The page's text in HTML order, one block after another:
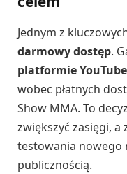
Jednym z
darmowy dostęp.
platformie YouTube
wobec płatnych
Show MMA. To
zwiększyć zasięgi, a
testowania nowego
publicznością.